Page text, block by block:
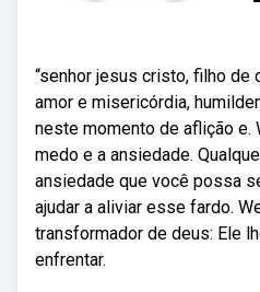
“senhor jesus cristo, filho de
amor e misericórdia,
neste momento de aflição e.
medo e a ansiedade.
ansiedade que você possa
ajudar a aliviar esse fardo.
transformador de deus: Ele
enfrentar.